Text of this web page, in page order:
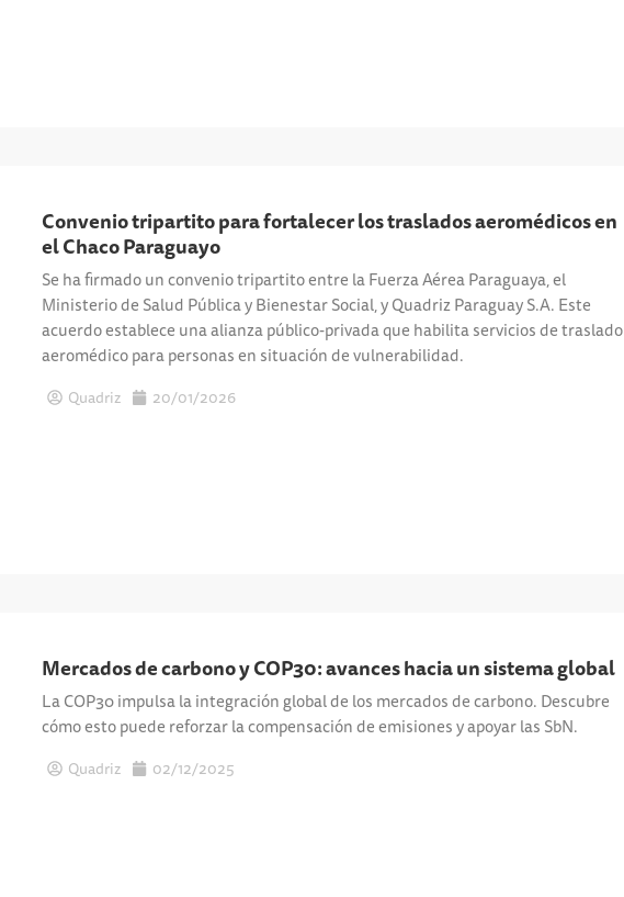
Convenio tripartito para fortalecer los traslados aeromédicos en
el Chaco Paraguayo
Se ha firmado un convenio tripartito entre la Fuerza Aérea Paraguaya, el
Ministerio de Salud Pública y Bienestar Social, y Quadriz Paraguay S.A. Este
acuerdo establece una alianza público-privada que habilita servicios de traslado
aeromédico para personas en situación de vulnerabilidad.
Quadriz 20/01/2026
Mercados de carbono y COP30: avances hacia un sistema global
La COP30 impulsa la integración global de los mercados de carbono. Descubre
cómo esto puede reforzar la compensación de emisiones y apoyar las SbN.
Quadriz 02/12/2025